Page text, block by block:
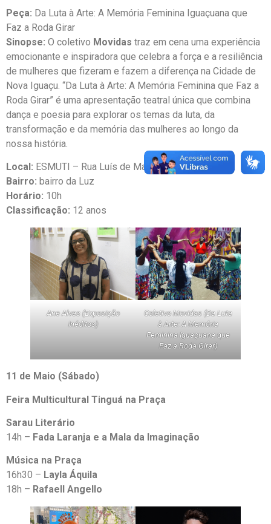
Peça: Da Luta à Arte: A Memória Feminina Iguaçuana que
Faz a Roda Girar
Sinopse: O coletivo Movidas traz em cena uma experiência
emocionante e inspiradora que celebra a força e a resiliência
de mulheres que fizeram e fazem a diferença na Cidade de
Nova Iguaçu. “Da Luta à Arte: A Memória Feminina que Faz a
Roda Girar” é uma apresentação teatral única que combina
dança e poesia para explorar os temas da luta, da
transformação e da memória das mulheres ao longo da
nossa história.
Local: ESMUTI – Rua Luís de Matos, nº 736
Bairro: bairro da Luz
Horário: 10h
Classificação: 12 anos
Ane Alves (Exposição
Inéditos)
Coletivo Movidas (Da Luta
à Arte: A Memória
Feminina Iguaçuana que
Faz a Roda Girar)
11 de Maio (Sábado)
Feira Multicultural Tinguá na Praça
Sarau Literário
14h – Fada Laranja e a Mala da Imaginação
Música na Praça
16h30 – Layla Áquila
18h – Rafaell Angello